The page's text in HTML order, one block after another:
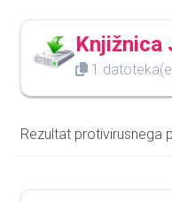
Knjižnica
1
Rezultat protivirusnega